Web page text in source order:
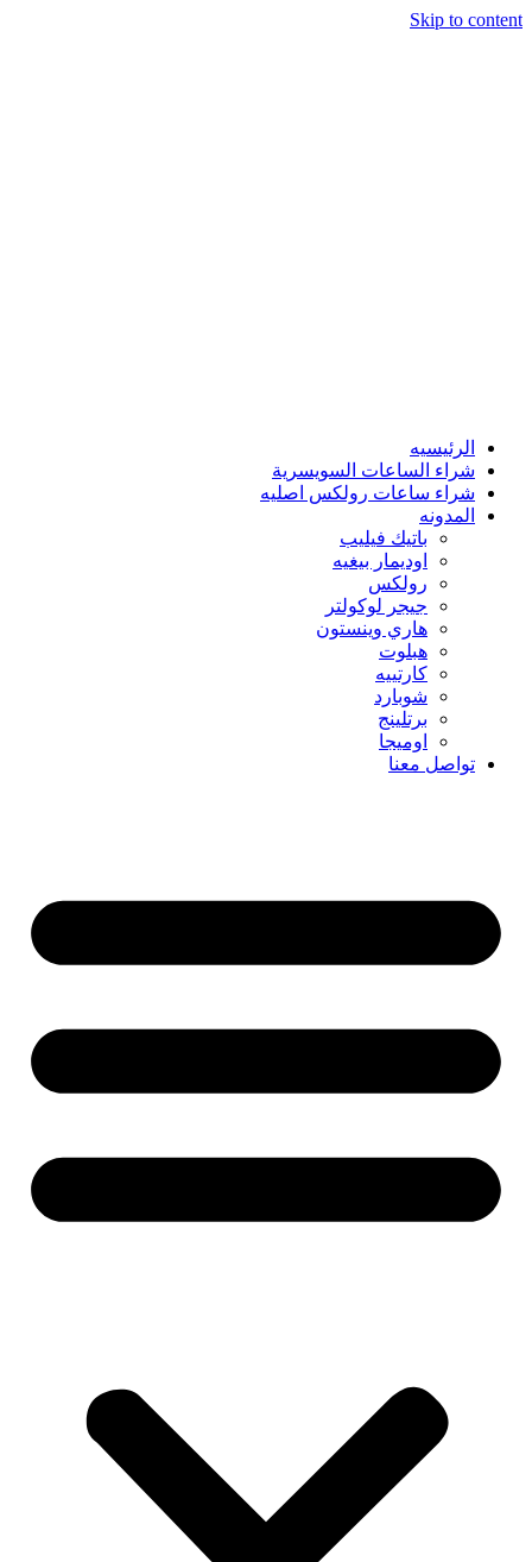
Skip to content
الرئيسيه
شراء الساعات السويسرية
شراء ساعات رولكس اصليه
المدونه
باتيك فيليب
اوديمار بيغيه
رولكس
جيجر لوكولتر
هاري وينستون
هبلوت
كارتييه
شوبارد
برتلينج
اوميجا
تواصل معنا